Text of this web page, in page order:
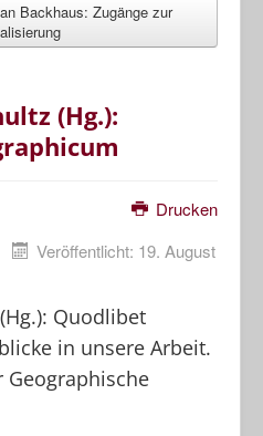
Backhaus: Zugänge zur
(Hg.):
Drucken
Veröffentlicht: 19. August
Quodlibet
in unsere Arbeit.
Geographische